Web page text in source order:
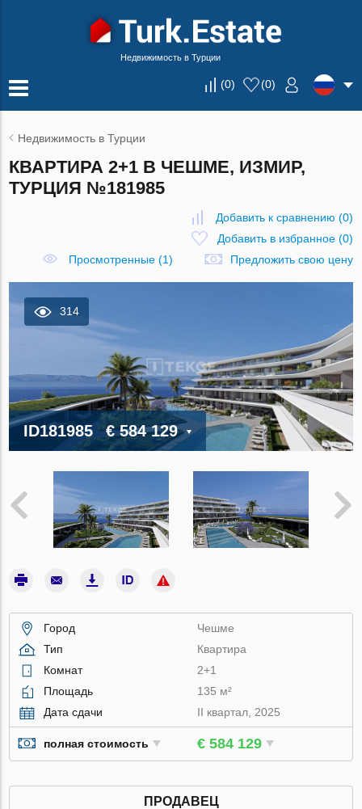
Недвижимость в Турции
(0) (0)
Недвижимость в Турции
КВАРТИРА 2+1 В ЧЕШМЕ, ИЗМИР,
ТУРЦИЯ №181985
Добавить к сравнению (0)
Добавить в избранное(0)
Просмотренные (1)
Предложить свою цену
314
ID181985 € 584 129
Город
Чешме
Тип
Квартира
Комнат
2+1
Площадь
135 м²
Дата сдачи
II квартал, 2025
полная стоимость € 584 129
ПРОДАВЕЦ